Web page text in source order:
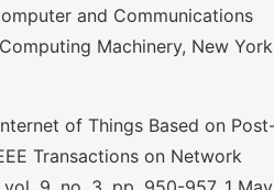
and Communications
Machinery, New
of Things Based on
Transactions on Network